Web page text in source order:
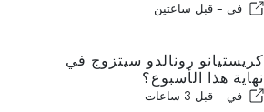
في - قبل ساعتين
كريستيانو رونالدو سيتزوج في
نهاية هذا الأسبوع؟
في - قبل 3 ساعات